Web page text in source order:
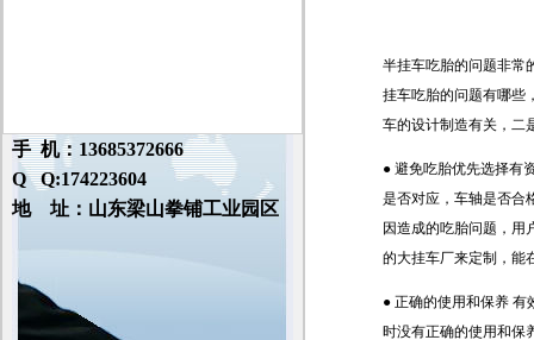
手 机：13685372666
Q Q:174223604
地 址：山东梁山拳铺工业园区
半挂车吃胎的问题非常
挂车吃胎的问题有哪些
车的设计制造有关，二
● 避免吃胎优先选择有
是否对应，车轴是否合
因造成的吃胎问题，用
的大挂车厂来定制，能
● 正确的使用和保养 有
时没有正确的使用和保